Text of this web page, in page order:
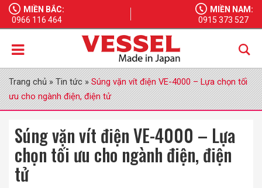
MIỀN BẮC:
0966 116 464
MIỀN NAM:
0915 373 527
Trang chủ»Tin tức»Súng vặn vít điện VE-4000 – Lựa chọn tối
ưu cho ngành điện, điện tử
Súng vặn vít điện VE-4000 – Lựa
chọn tối ưu cho ngành điện, điện
tử